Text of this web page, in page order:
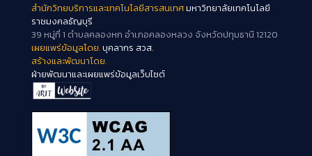
สำนักวิทยบริการและเทคโนโลยีสารสนเทศมหาวิทยาลัยเทคโนโลยี
ราชมงคลธัญบุรี
39 หมู่ที่ 1 ตำบลคลองหก อำเภอคลองหลวง จังหวัดปทุมธานี 12120
เผยแพร่ข้อมูลโดย.บุคลากร สวส.
สร้างและพัฒนาโดย.
ฝ่ายพัฒนาและเผยแพร่ข้อมูลเว็บไซต์